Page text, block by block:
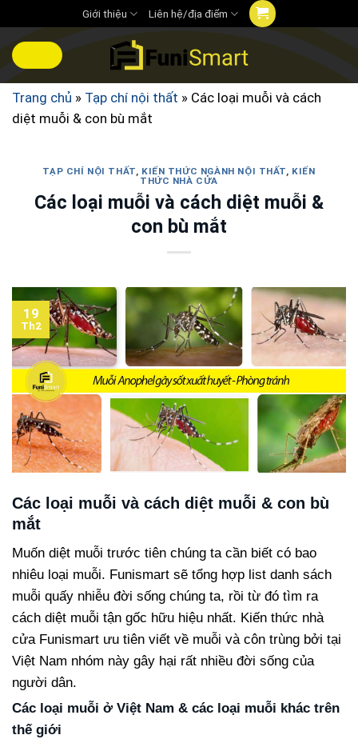
đến
nội
dung
Giới thiệu Liên hệ/địa điểm
MENU
Trang chủ » Tạp chí nội thất » Các loại muỗi và cách
diệt muỗi & con bù mắt
TẠP CHÍ NỘI THẤT KIẾN THỨC NGÀNH NỘI THẤT
KIẾN
THỨC NHÀ CỬA
Các loại muỗi và cách diệt muỗi &
con bù mắt
19
Th2
Các loại muỗi và cách diệt muỗi & con bù
mắt
Muốn diệt muỗi trước tiên chúng ta cần biết có bao
nhiêu loại muỗi. Funismart sẽ tổng hợp list danh sách
muỗi quấy nhiễu đời sống chúng ta, rồi từ đó tìm ra
cách diệt muỗi tận gốc hữu hiệu nhất. Kiến thức nhà
cửa Funismart ưu tiên viết về muỗi và côn trùng bởi tại
Việt Nam nhóm này gây hại rất nhiều đời sống của
người dân.
Các loại muỗi ở Việt Nam & các loại muỗi khác trên
thế giới